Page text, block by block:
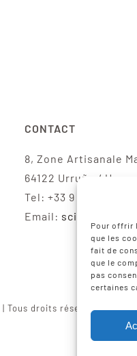
Pour offrir
que les
fait de
que le
pas
certaines
CONTACT
8, Zone Artisanale
64122 Urruña /
Tel: +33 9 75 12 97 02
Email: scic-
| Tous droits réservés |